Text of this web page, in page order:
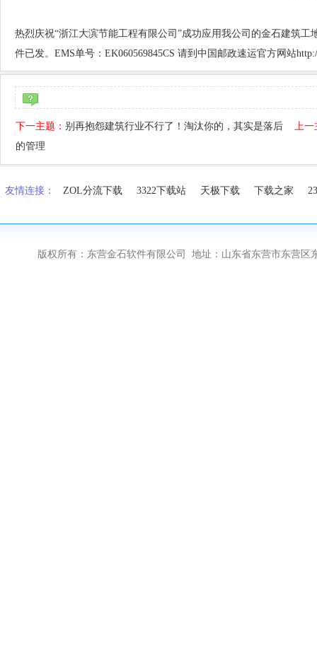
热烈庆祝“浙江大滨节能工程有限公司”成功应用我公司的金石建筑
件已发。EMS单号：EK060569845CS 请到中国邮政速运官方网站
下一主题： 别再抱怨建筑行业不行了！淘汰你的，其实是落后
的管理
上一
友情连接： ZOL分流下载 3322下载站 天极下载 下载之家
版权所有：东营金石软件有限公司 地址：山东省东营市东营区